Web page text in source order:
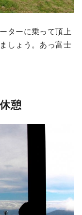
ターに乗って頂上
しょう。あっ富士
憩